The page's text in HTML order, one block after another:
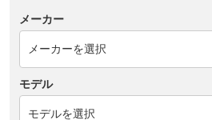
メーカー
モデル